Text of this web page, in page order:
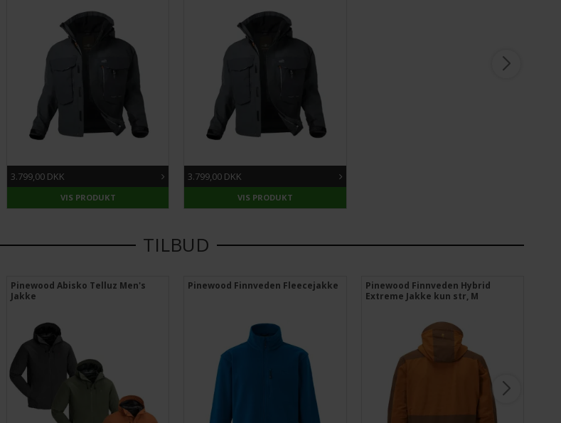
3.799,00 DKK
VIS PRODUKT
3.799,00 DKK
VIS PRODUKT
TILBUD
Pinewood Abisko Telluz Men's
Jakke
Pinewood Finnveden Fleecejakke
Pinewood Finnveden Hybrid
Extreme Jakke kun str, M